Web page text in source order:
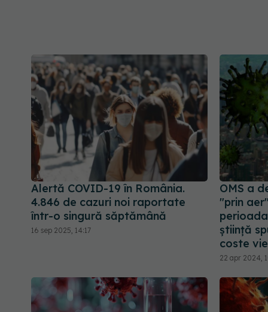
Alertă COVID-19 în România.
4.846 de cazuri noi raportate
într-o singură săptămână
16 sep 2025, 14:17
OMS a
"prin
știință
coste
22 apr 2024,